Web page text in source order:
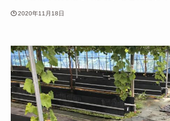
2020年11月18日